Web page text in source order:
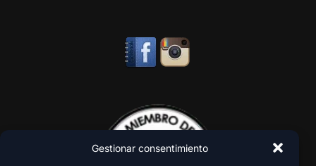
Gestionar consentimiento